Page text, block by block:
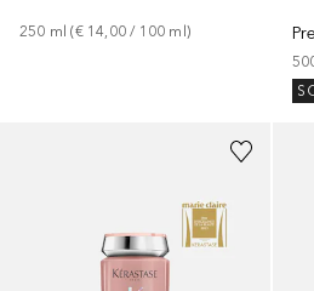
250 ml (€ 14,00 / 100 ml)